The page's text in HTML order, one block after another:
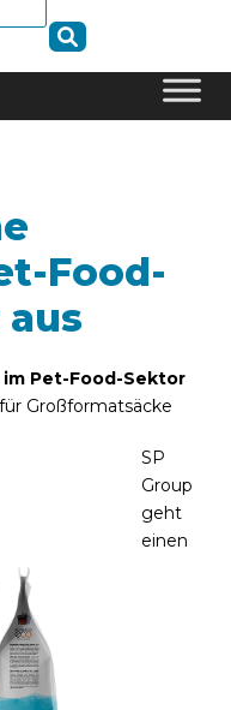
Food-
im Pet-Food-Sektor
Großformatsäcke
SP
Group
geht
einen